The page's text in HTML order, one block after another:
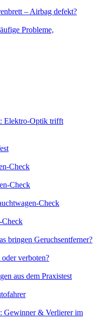
– Airbag defekt?
Probleme,
Elektro-Optik trifft
Check
Check
Check
Check
bringen Geruchsentferner?
verboten?
aus dem Praxistest
Gewinner & Verlierer im